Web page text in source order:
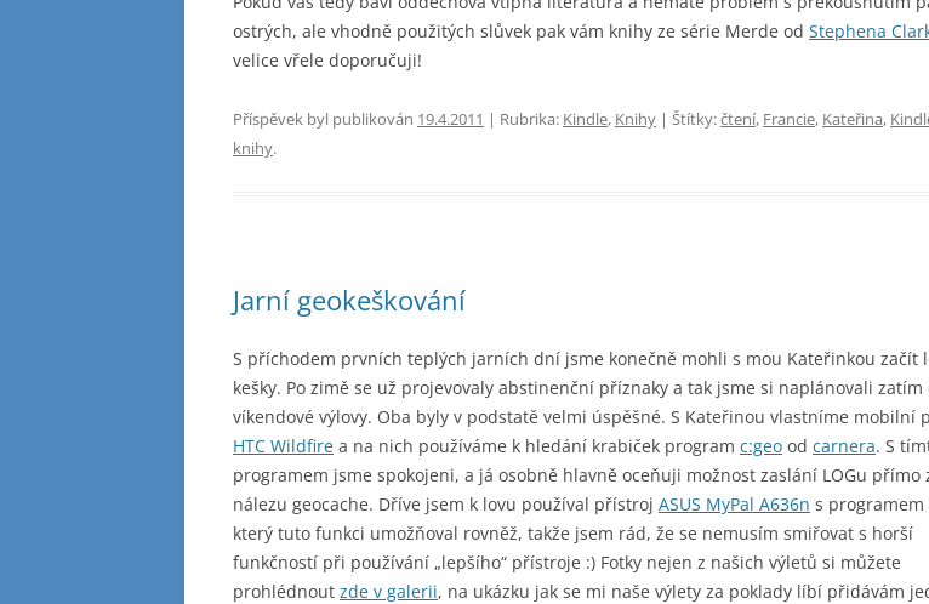
ostrých, ale vhodně použitých slůvek pak vám knihy ze série Merde od Stephena
velice vřele doporučuji!
Příspěvek byl publikován 19.4.2011 | Rubrika: Kindle, Knihy | Štítky:čtení, Francie, Kateřina,
knihy.
Jarní geokeškování
S příchodem prvních teplých jarních dní jsme konečně mohli s mou Kateřinkou začít
kešky. Po zimě se už projevovaly abstinenční příznaky a tak jsme si naplánovali zatím
víkendové výlovy. Oba byly v podstatě velmi úspěšné. S Kateřinou vlastníme mobilní
HTC Wildfire a na nich používáme k hledání krabiček program c:geo od carnera. S
programem jsme spokojeni, a já osobně hlavně oceňuji možnost zaslání LOGu přímo
nálezu geocache. Dříve jsem k lovu používal přístroj ASUS MyPal A636n s programem
který tuto funkci umožňoval rovněž, takže jsem rád, že se nemusím smiřovat s horší
funkčností při používání „lepšího“ přístroje :) Fotky nejen z našich výletů si můžete
prohlédnout zde v galerii, na ukázku jak se mi naše výlety za poklady líbí přidávám